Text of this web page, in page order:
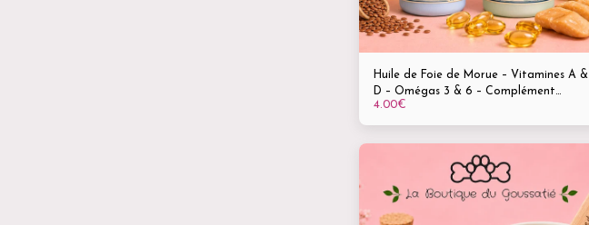
Huile de Foie de Morue – Vitamines A &
D – Omégas 3 & 6 – Complément
naturel pour la vitalité de vos animaux
4.00€